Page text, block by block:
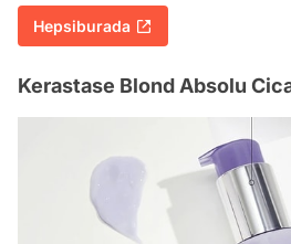
Hepsiburada
Kerastase Blond Absolu